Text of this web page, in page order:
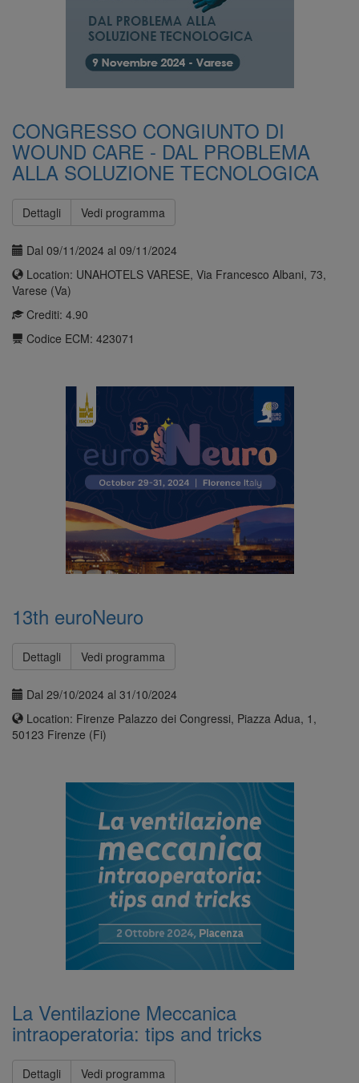
CONGRESSO CONGIUNTO DI
WOUND CARE - DAL PROBLEMA
ALLA SOLUZIONE TECNOLOGICA
Dettagli Vedi programma
Dal 09/11/2024 al 09/11/2024
Location: UNAHOTELS VARESE, Via Francesco Albani, 73,
Varese (Va)
Crediti: 4.90
Codice ECM: 423071
13th euroNeuro
Dettagli Vedi programma
Dal 29/10/2024 al 31/10/2024
Location: Firenze Palazzo dei Congressi, Piazza Adua, 1,
50123 Firenze (Fi)
La Ventilazione Meccanica
intraoperatoria: tips and tricks
Dettagli Vedi programma